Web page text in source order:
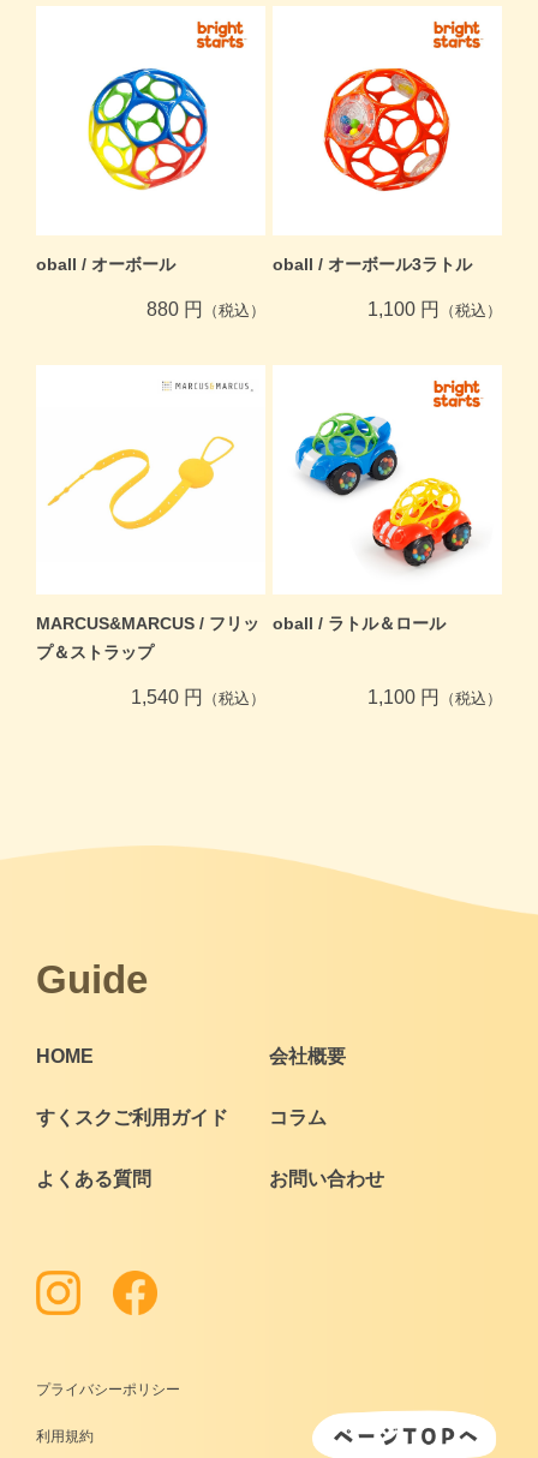
oball / オーボール
880 円 （税込）
oball / オーボール3ラトル
1,100 円 （税込）
MARCUS&MARCUS / フリッ
プ＆ストラップ
1,540 円 （税込）
oball / ラトル＆ロール
1,100 円 （税込）
Guide
HOME 会社概要
すくスクご利用ガイド コラム
よくある質問 お問い合わせ
プライバシーポリシー
利用規約